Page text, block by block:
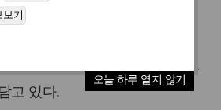
오늘 하루 열지 않기
대의 텐트가 사라진 미국 뉴욕
고 있다.